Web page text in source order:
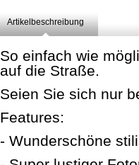
Artikelbeschreibung
So einfach wie
auf die Straße.
Seien Sie sich nur
Features:
- Wunderschöne